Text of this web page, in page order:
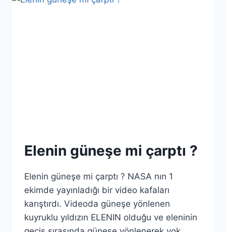
HABER.
Elenin güneşe mi çarptı ?
Elenin güneşe mi çarptı ? NASA nın 1
ekimde yayınladığı bir video kafaları
karıştırdı. Videoda güneşe yönlenen
kuyruklu yıldızın ELENIN olduğu ve eleninin